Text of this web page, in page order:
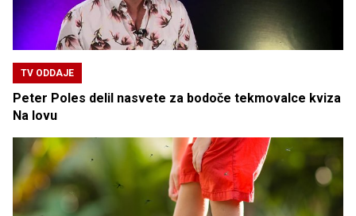
TV ODDAJE
Peter Poles delil nasvete za bodoče tekmovalce kviza
Na lovu